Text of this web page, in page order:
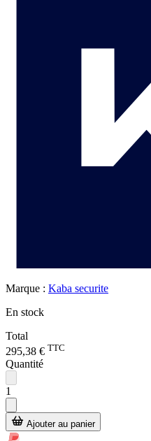
Marque : Kaba securite
En stock
Total
295,38 € TTC
Quantité
1
Ajouter au panier